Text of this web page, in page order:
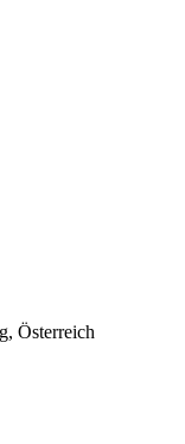
Österreich